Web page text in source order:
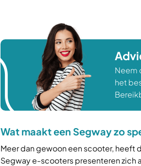
Neem
het
Wat maakt een Segway zo
Meer dan gewoon een scooter, heeft
Segway e-scooters presenteren zich